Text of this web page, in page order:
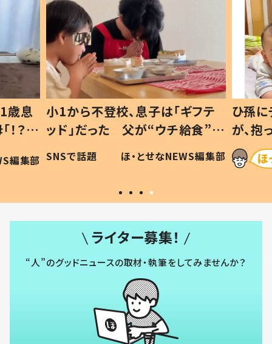
歳息
？」
編集部
小1から不登校、息子は「ギフテ
ッド」だった 父が“ウチ給食”を
作り続ける理由とは #令和の親
#令和の子
SNSで話題 ほ・とせなNEWS編集部
ひ孫
が、
「涙が
い」
ライター募集！
“人”のグッドニュースの取材・執筆をしてみませんか？